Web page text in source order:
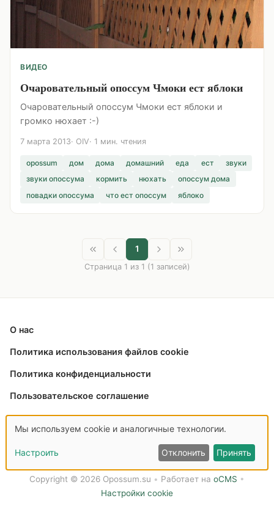
ВИДЕО
Очаровательный опоссум Чмоки ест яблоки
Очаровательный опоссум Чмоки ест яблоки и
громко нюхает :-)
7 марта 2013 OIV 1 мин. чтения
opossum дом дома домашний еда ест
звуки
звуки опоссума
кормить нюхать
опоссум дома
повадки опоссума
что ест опоссум яблоко
1
Страница 1 из 1 (1 записей)
О нас
Политика использования файлов cookie
Политика конфиденциальности
Пользовательское соглашение
Связаться с нами
Copyright © 2026 Opossum.su • Работает на oCMS •
Настройки cookie
Мы используем cookie и аналогичные технологии.
Настроить Отклонить Принять